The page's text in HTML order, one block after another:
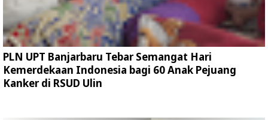
PLN UPT Banjarbaru Tebar Semangat Hari
Kemerdekaan Indonesia bagi 60 Anak Pejuang
Kanker di RSUD Ulin